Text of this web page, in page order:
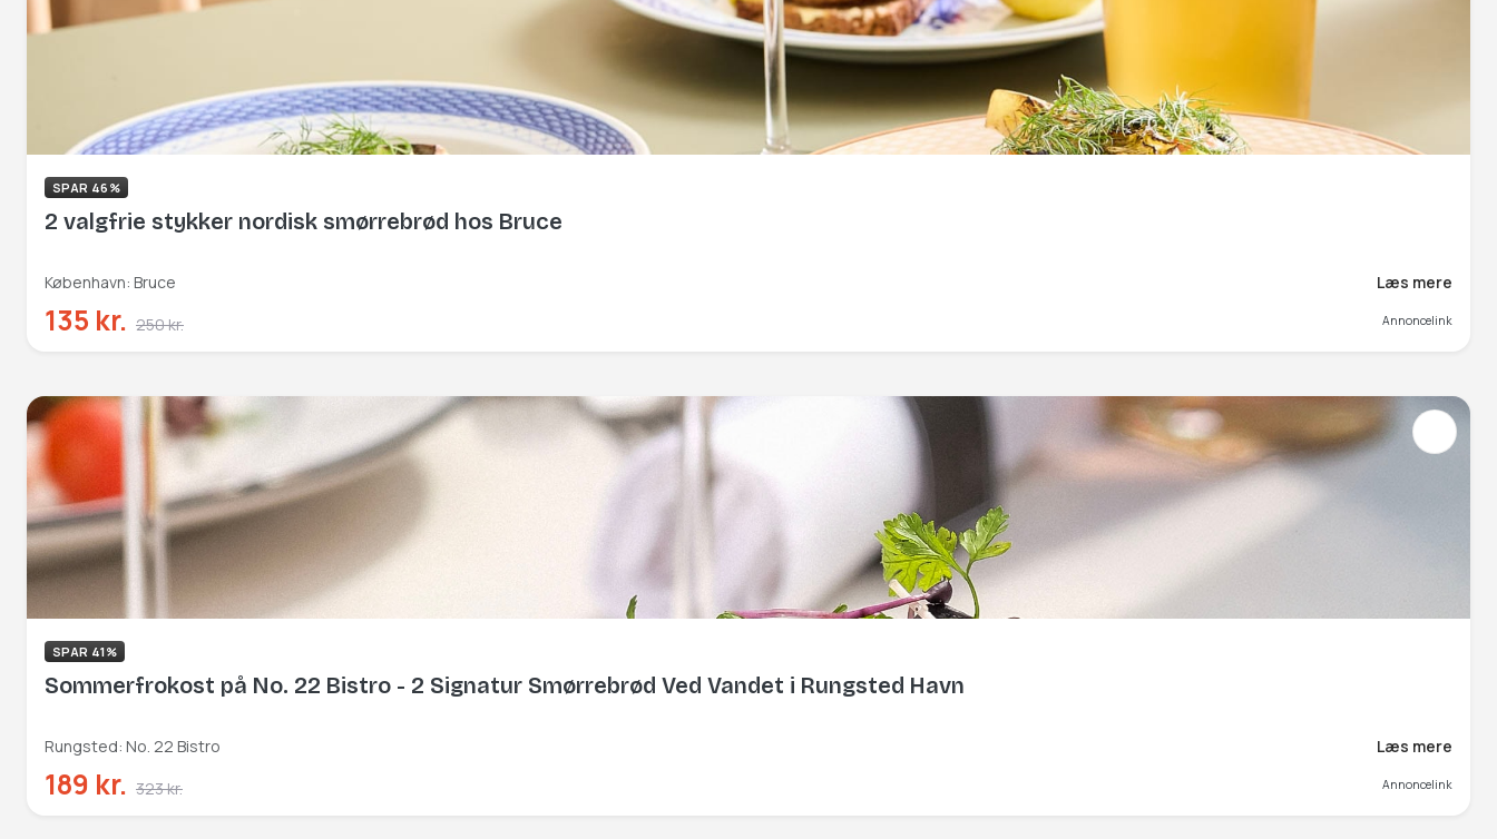
SPAR 46%
2 valgfrie stykker nordisk smørrebrød hos Bruce
København: Bruce Læs mere
135 kr. 250 kr. Annoncelink
SPAR 41%
Sommerfrokost på No. 22 Bistro - 2 Signatur Smørrebrød Ved Vandet i Rungsted Havn
Rungsted: No. 22 Bistro Læs mere
189 kr. 323 kr. Annoncelink